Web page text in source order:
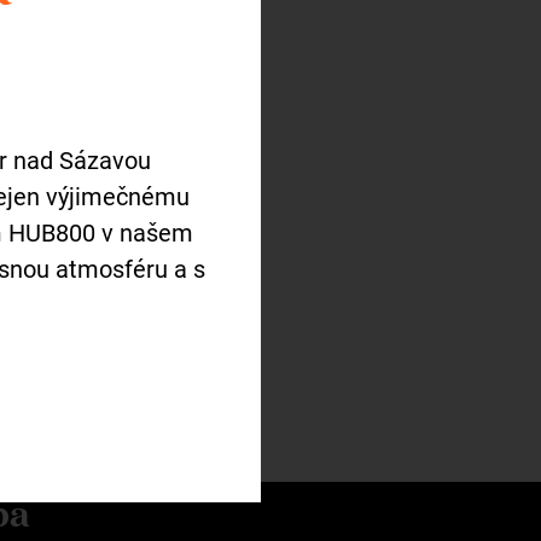
nad Sázavou
výjimečnému
v našem
atmosféru a s